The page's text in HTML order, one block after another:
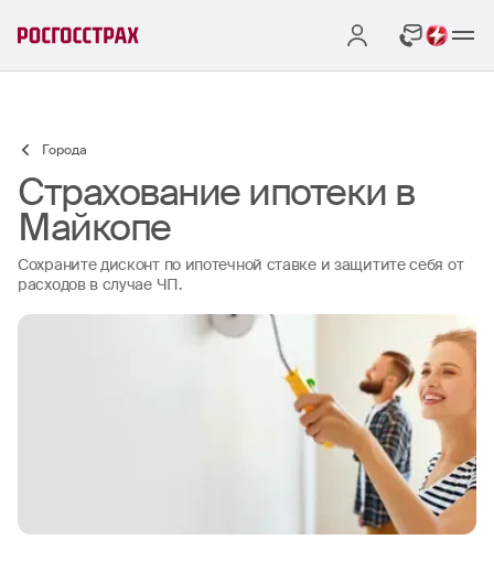
Города
Страхование ипотеки в
Майкопе
Сохраните дисконт по ипотечной ставке и защитите себя от
расходов в случае ЧП.